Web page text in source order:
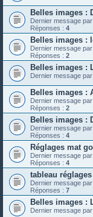
Belles images :
Dernier message par
Réponses : 4
Belles images :
Dernier message par
Réponses : 2
Belles images :
Dernier message par
Belles images :
Dernier message par
Réponses : 2
Belles images :
Dernier message par
Réponses : 4
Réglages mat
Dernier message par
Réponses : 4
tableau
Dernier message par
Réponses : 7
Belles images :
Dernier message par